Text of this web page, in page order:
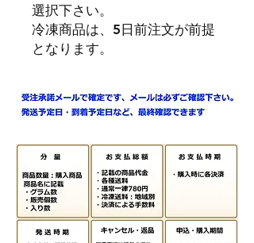
選択下さい。
冷凍商品は、5日前注文が前提
となります。